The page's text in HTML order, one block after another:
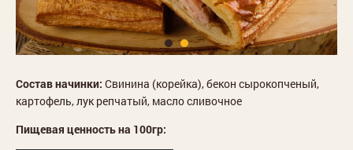
Состав начинки: Свинина (корейка), бекон сырокопченый,
картофель, лук репчатый, масло сливочное
Пищевая ценность на 100гр: